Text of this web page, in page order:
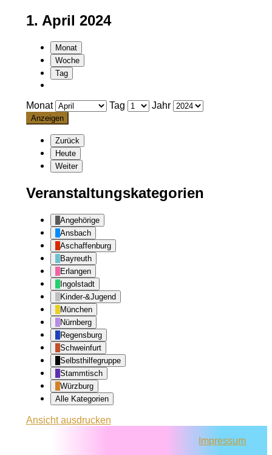
1. April 2024
Monat
Woche
Tag
Monat Tag Jahr
Zurück
Heute
Weiter
Veranstaltungskategorien
Angehörige
Ansbach
Aschaffenburg
Bayreuth
Erlangen
Ingolstadt
Kinder-&Jugend
München
Nürnberg
Regensburg
Schweinfurt
Selbsthilfegruppe
Stammtisch
Würzburg
Alle Kategorien
Ansichtausdrucken
Impressum